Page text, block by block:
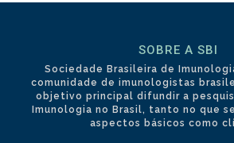
SOBRE A SBI
Sociedade Brasileira de
comunidade de imunologistas
objetivo principal difundir a
Imunologia no Brasil, tanto no que
aspectos básicos como